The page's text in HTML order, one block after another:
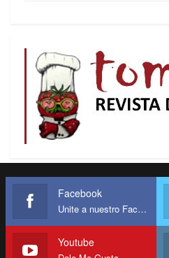
Facebook
Unite a nuestro Facebook
Youtube